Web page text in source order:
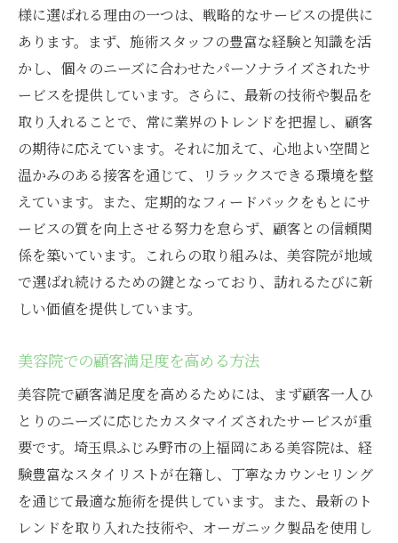
様に選ばれる理由の一つは、戦略的なサービスの提供に
あります。まず、施術スタッフの豊富な経験と知識を活
かし、個々のニーズに合わせたパーソナライズされたサ
ービスを提供しています。さらに、最新の技術や製品を
取り入れることで、常に業界のトレンドを把握し、顧客
の期待に応えています。それに加えて、心地よい空間と
温かみのある接客を通じて、リラックスできる環境を整
えています。また、定期的なフィードバックをもとにサ
ービスの質を向上させる努力を怠らず、顧客との信頼関
係を築いています。これらの取り組みは、美容院が地域
で選ばれ続けるための鍵となっており、訪れるたびに新
しい価値を提供しています。
美容院での顧客満足度を高める方法
美容院で顧客満足度を高めるためには、まず顧客一人ひ
とりのニーズに応じたカスタマイズされたサービスが重
要です。埼玉県ふじみ野市の上福岡にある美容院は、経
験豊富なスタイリストが在籍し、丁寧なカウンセリング
を通じて最適な施術を提供しています。また、最新のト
レンドを取り入れた技術や、オーガニック製品を使用し